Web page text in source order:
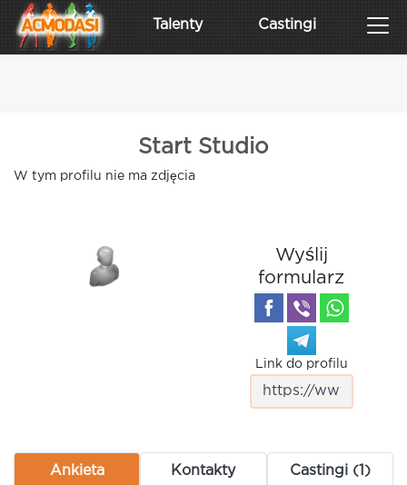
Talenty Castingi
Start Studio
W tym profilu nie ma zdjęcia
Wyślij
formularz
Link do profilu
Ankieta Kontakty Castingi (1)